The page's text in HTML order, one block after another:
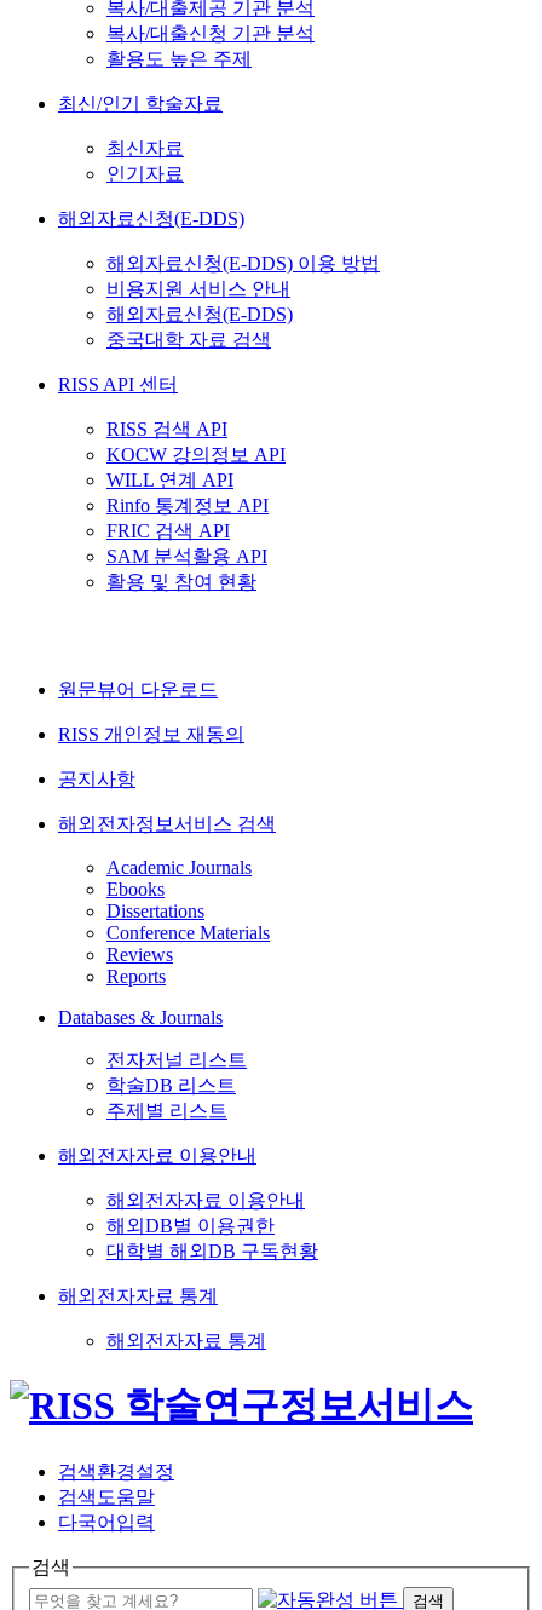
복사/대출제공 기관 분석
복사/대출신청 기관 분석
활용도 높은 주제
최신/인기 학술자료
최신자료
인기자료
해외자료신청(E-DDS)
해외자료신청(E-DDS) 이용 방법
비용지원 서비스 안내
해외자료신청(E-DDS)
중국대학 자료 검색
RISS API 센터
RISS 검색 API
KOCW 강의정보 API
WILL 연계 API
Rinfo 통계정보 API
FRIC 검색 API
SAM 분석활용 API
활용 및 참여 현황
원문뷰어 다운로드
RISS 개인정보 재동의
공지사항
해외전자정보서비스 검색
Academic Journals
Ebooks
Dissertations
Conference Materials
Reviews
Reports
Databases & Journals
전자저널 리스트
학술DB 리스트
주제별 리스트
해외전자자료 이용안내
해외전자자료 이용안내
해외DB별 이용권한
대학별 해외DB 구독현황
해외전자자료 통계
해외전자자료 통계
검색환경설정
검색도움말
다국어입력
검색
검색